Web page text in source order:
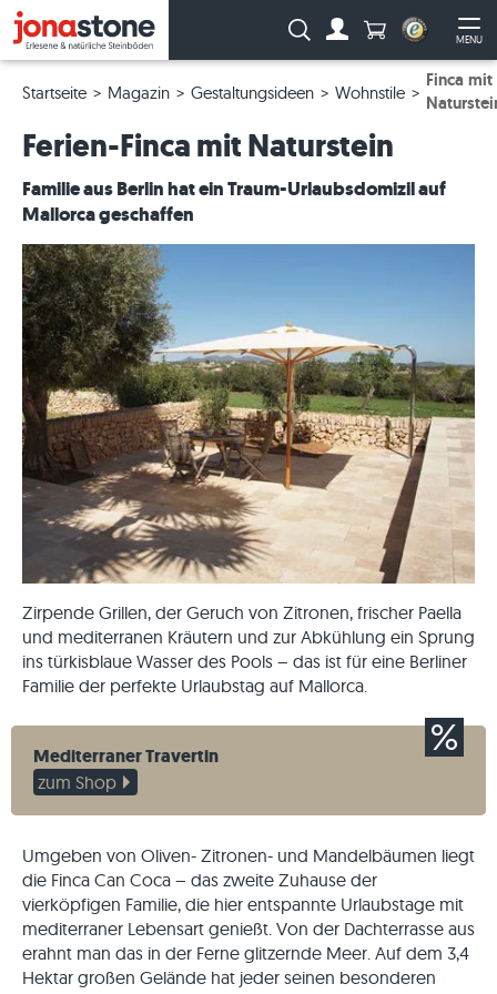
MENU
Suche: Anzahl
Startseite Magazin Gestaltungsideen Wohnstile
Finca mit
Ferien-Finca mit Naturstein
Familie aus Berlin hat ein Traum-Urlaubsdomizil auf
Mallorca geschaffen
Zirpende Grillen, der Geruch von Zitronen, frischer Paella
und mediterranen Kräutern und zur Abkühlung ein Sprung
ins türkisblaue Wasser des Pools – das ist für eine Berliner
Familie der perfekte Urlaubstag auf Mallorca.
Mediterraner Travertin
zum Shop
Umgeben von Oliven- Zitronen- und Mandelbäumen liegt
die Finca Can Coca – das zweite Zuhause der
vierköpfigen Familie, die hier entspannte Urlaubstage mit
mediterraner Lebensart genießt. Von der Dachterrasse aus
erahnt man das in der Ferne glitzernde Meer. Auf dem 3,4
Hektar großen Gelände hat jeder seinen besonderen